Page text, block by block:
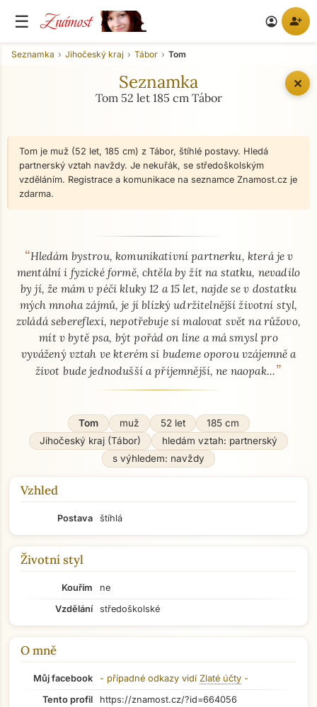
☰ Známost account_circle person_add
✕
Seznamka Jihočeský kraj Tábor Tom
Seznamka
Tom 52 let 185 cm Tábor
Tom je muž (52 let, 185 cm) z Tábor, štíhlé postavy. Hledá
partnerský vztah navždy. Je nekuřák, se středoškolským
vzděláním. Registrace a komunikace na seznamce Znamost.cz je
zdarma.
O mně - seznamka profil
“Hledám bystrou, komunikativní partnerku, která je v
mentální i fyzické formě, chtěla by žít na statku, nevadilo
by jí, že mám v péči kluky 12 a 15 let, najde se v dostatku
mých mnoha zájmů, je jí blízký udržitelnější životní styl,
zvládá sebereflexi, nepotřebuje si malovat svět na růžovo,
mít v bytě psa, být pořád on line a má smysl pro
vyvážený vztah ve kterém si budeme oporou vzájemně a
život bude jednodušší a příjemnější, ne naopak...”
Tom muž 52 let
185 cm
Jihočeský kraj (Tábor)
hledám vztah: partnerský
s výhledem: navždy
Vzhled
Postava štíhlá
Životní styl
Kouřím
ne
Vzdělání
středoškolské
O mně
Můj facebook - případné odkazy vidí Zlaté účty -
Tento profil
https://znamost.cz/?id=664056